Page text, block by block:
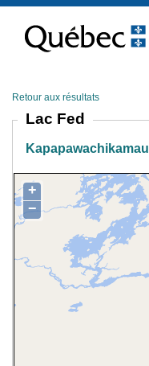
contenu
Retour aux résultats
Lac Fed
Kapapawachikamau
+
−